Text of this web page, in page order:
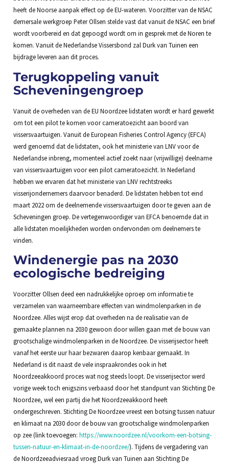
heeft de Noorse aanpak effect op de EU-wateren. Voorzitter van de NSAC
demersale werkgroep Peter Ollsen stelde vast dat vanuit de NSAC een brief
wordt voorbereid en dat gepoogd wordt om in gesprek met de Noren te
komen. Vanuit de Nederlandse Vissersbond zal Durk van Tuinen een
bijdrage leveren aan dit proces.
Terugkoppeling vanuit
Scheveningengroep
Vanuit de overheden van de EU Noordzee lidstaten wordt er hard gewerkt
om tot een pilot te komen voor cameratoezicht aan boord van
vissersvaartuigen. Vanuit de European Fisheries Control Agency (EFCA)
werd genoemd dat de lidstaten, ook het ministerie van LNV voor de
Nederlandse inbreng, momenteel actief zoekt naar (vrijwillige) deelname
van vissersvaartuigen voor een pilot cameratoezicht. In Nederland
hebben we ervaren dat het ministerie van LNV rechtstreeks
visserijondernemers daarvoor benaderd. De lidstaten hebben tot eind
maart 2022 om de deelnemende vissersvaartuigen door te geven aan de
Scheveningen groep. De vertegenwoordiger van EFCA benoemde dat in
alle lidstaten moeilijkheden worden ondervonden om deelnemers te
vinden.
Windenergie pas na 2030
ecologische bedreiging
Voorzitter Ollsen deed een nadrukkelijke oproep om informatie te
verzamelen van waarneembare effecten van windmolenparken in de
Noordzee. Alles wijst erop dat overheden na de realisatie van de
gemaakte plannen na 2030 gewoon door willen gaan met de bouw van
grootschalige windmolenparken in de Noordzee. De visserijsector heeft
vanaf het eerste uur haar bezwaren daarop kenbaar gemaakt. In
Nederland is dit naast de vele inspraakrondes ook in het
Noordzeeakkoord proces wat nog steeds loopt. De visserijsector werd
vorige week toch enigszins verbaasd door het standpunt van Stichting De
Noordzee, wel een partij die het Noordzeeakkoord heeft
ondergeschreven. Stichting De Noordzee vreest een botsing tussen natuur
en klimaat na 2030 door de bouw van grootschalige windmolenparken
op zee (link toevoegen: https://www.noordzee.nl/voorkom-een-botsing-
tussen-natuur-en-klimaat-in-de-noordzee/). Tijdens de vergadering van
de Noordzeeadviesraad vroeg Durk van Tuinen aan Stichting De